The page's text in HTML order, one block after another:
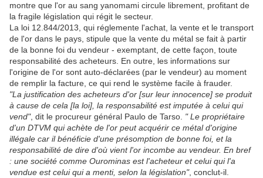
montre que l'or au sang yanomami circule librement, profitant de
la fragile législation qui régit le secteur.
La loi 12.844/2013, qui réglemente l'achat, la vente et le transport
de l'or dans le pays, stipule que la vente du métal se fait à partir
de la bonne foi du vendeur - exemptant, de cette façon, toute
responsabilité des acheteurs. En outre, les informations sur
l'origine de l'or sont auto-déclarées (par le vendeur) au moment
de remplir la facture, ce qui rend le système facile à frauder.
"La justification des acheteurs d'or [sur leur innocence] se produit
à cause de cela [la loi], la responsabilité est imputée à celui qui
vend", dit le procureur général Paulo de Tarso. " Le propriétaire
d'un DTVM qui achète de l'or peut acquérir ce métal d'origine
illégale car il bénéficie d'une présomption de bonne foi, et la
responsabilité de dire d'où vient l'or incombe au vendeur. En bref
: une société comme Ourominas est l'acheteur et celui qui l'a
vendue est celui qui a menti, selon la législation", conclut-il.